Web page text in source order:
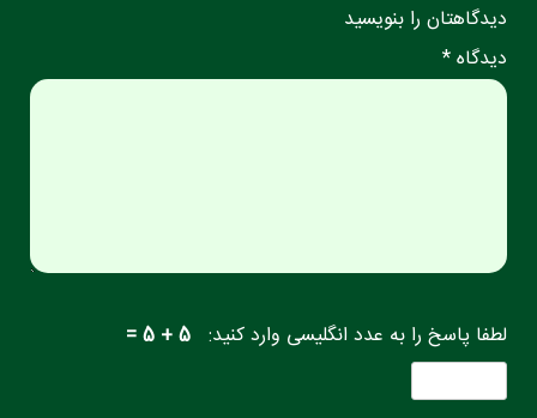
دیدگاهتان را بنویسید
دیدگاه *
لطفا پاسخ را به عدد انگلیسی وارد کنید: 5 + 5 =